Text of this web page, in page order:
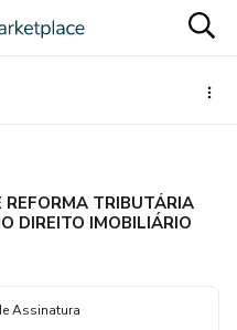
REFORMA TRIBUTÁRIA
DIREITO IMOBILIÁRIO
Assinatura